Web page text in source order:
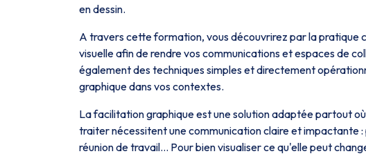
en dessin.
A travers cette formation, vous découvrirez par la pratique
visuelle afin de rendre vos communications et espaces de
également des techniques simples et directement
graphique dans vos contextes.
La facilitation graphique est une solution adaptée partout
traiter nécessitent une communication claire et impactante
réunion de travail… Pour bien visualiser ce qu'elle peut